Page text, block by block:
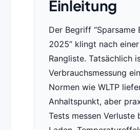
Einleitung
Der Begriff “Sparsame
2025” klingt nach
Rangliste. Tatsächlich
Verbrauchsmessung
Normen wie WLTP
Anhaltspunkt, aber
Tests messen Verluste